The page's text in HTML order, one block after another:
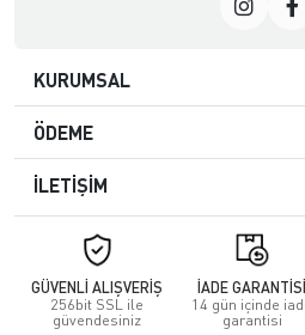
KURUMSAL
ÖDEME
İLETİŞİM
GÜVENLİ ALIŞVERİŞ
256bit SSL ile
güvendesiniz
İADE GARANTİSİ
14 gün içinde
garantisi